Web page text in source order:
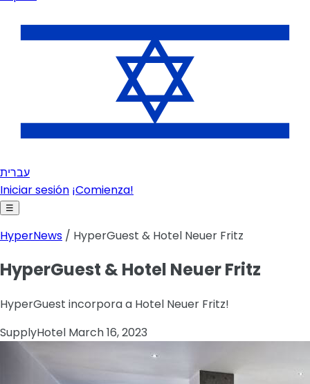
עברית
Iniciar sesión ¡Comienza!
☰
HyperNews / HyperGuest & Hotel Neuer Fritz
HyperGuest & Hotel Neuer Fritz
HyperGuest incorpora a Hotel Neuer Fritz!
SupplyHotel March 16, 2023